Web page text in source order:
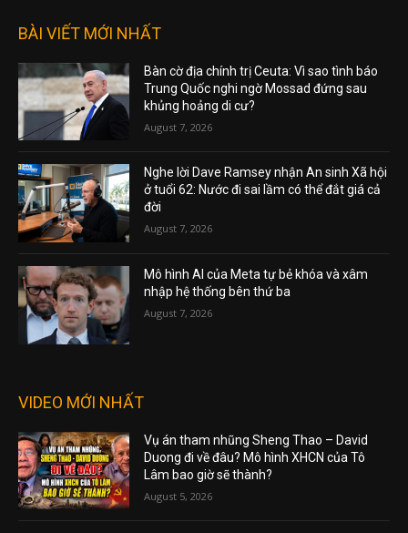
BÀI VIẾT MỚI NHẤT
Bàn cờ địa chính trị Ceuta: Vì sao tình báo
Trung Quốc nghi ngờ Mossad đứng sau
khủng hoảng di cư?
August 7, 2026
Nghe lời Dave Ramsey nhận An sinh Xã hội
ở tuổi 62: Nước đi sai lầm có thể đắt giá cả
đời
August 7, 2026
Mô hình AI của Meta tự bẻ khóa và xâm
nhập hệ thống bên thứ ba
August 7, 2026
VIDEO MỚI NHẤT
Vụ án tham nhũng Sheng Thao – David
Duong đi về đâu? Mô hình XHCN của Tô
Lâm bao giờ sẽ thành?
August 5, 2026